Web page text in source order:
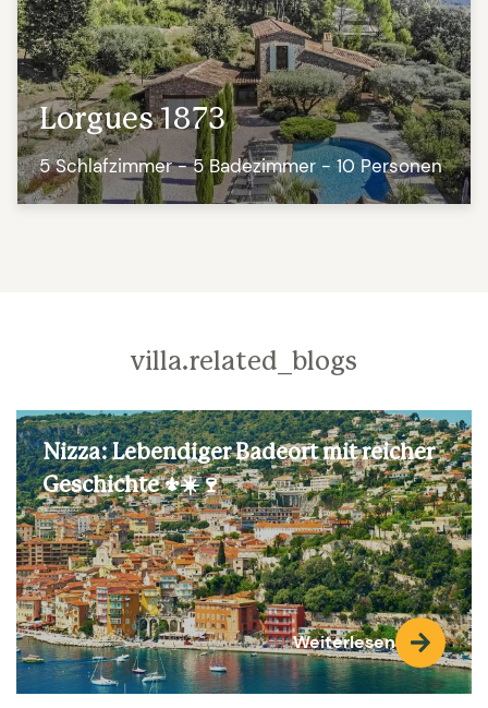
Lorgues 1873
5 Schlafzimmer - 5 Badezimmer - 10 Personen
villa.related_blogs
Nizza: Lebendiger Badeort mit reicher
Geschichte ⚜️☀️🍷
Weiterlesen